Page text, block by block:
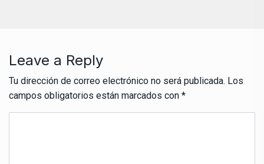
Leave a Reply
Tu dirección de correo electrónico no será publicada. Los
campos obligatorios están marcados con *